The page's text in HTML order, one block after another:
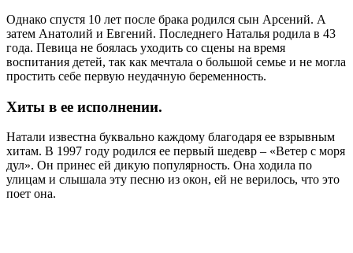
Однако спустя 10 лет после брака родился сын Арсений. А
затем Анатолий и Евгений. Последнего Наталья родила в 43
года. Певица не боялась уходить со сцены на время
воспитания детей, так как мечтала о большой семье и не могла
простить себе первую неудачную беременность.
Хиты в ее исполнении.
Натали известна буквально каждому благодаря ее взрывным
хитам. В 1997 году родился ее первый шедевр – «Ветер с моря
дул». Он принес ей дикую популярность. Она ходила по
улицам и слышала эту песню из окон, ей не верилось, что это
поет она.